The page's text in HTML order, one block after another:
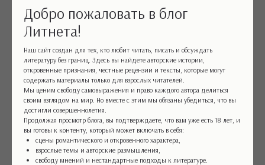
Добро пожаловать в блог
Литнета!
Наш сайт создан для тех, кто любит читать, писать и обсуждать
литературу без границ. Здесь вы найдете авторские истории,
откровенные признания, честные рецензии и тексты, которые могут
содержать материалы только для взрослых читателей.
Мы ценим свободу самовыражения и право каждого автора делиться
своим взглядом на мир. Но вместе с этим мы обязаны убедиться, что вы
достигли совершеннолетия.
Продолжая просмотр блога, вы подтверждаете, что вам уже есть 18 лет, и
вы готовы к контенту, который может включать в себя:
сцены романтического и откровенного характера,
взрослые темы и авторские размышления,
свободу мнений и нестандартные подходы к литературе.
другого есть свои сильные стороны:
убеждения, моральные принципы,
стойкость духа.
4. Осознанный выбор. Любовь не
должна быть простой, она требует
осмысления и жертв.
Если герой готов сжечь мир ради неё,
она должна быть готова его